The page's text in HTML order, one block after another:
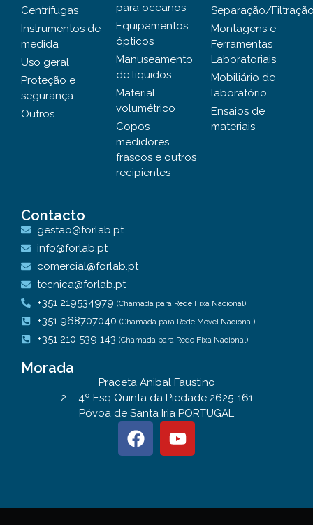
Centrífugas
Instrumentos de
medida
Uso geral
Proteção e
segurança
Outros
para oceanos
Equipamentos
ópticos
Manuseamento
de líquidos
Material
volumétrico
Copos
medidores,
frascos e outros
recipientes
Separação/
Montagens e
Ferramentas
Laboratoriais
Mobiliário de
laboratório
Ensaios de
materiais
Contacto
gestao@forlab.pt
info@forlab.pt
comercial@forlab.pt
tecnica@forlab.pt
+351 219534979 (Chamada para Rede Fixa Nacional)
+351 968707040 (Chamada para Rede Móvel Nacional)
+351 210 539 143 (Chamada para Rede Fixa Nacional)
Morada
Praceta Anibal Faustino
2 – 4º Esq Quinta da Piedade 2625-161
Póvoa de Santa Iria PORTUGAL